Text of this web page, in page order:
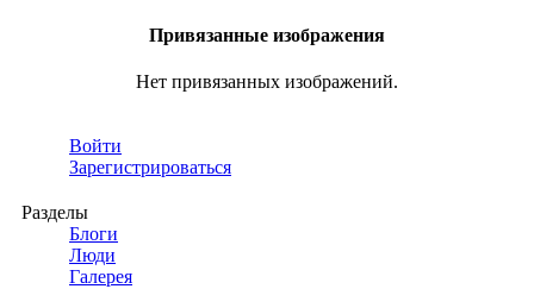
Привязанные изображения
Нет привязанных изображений.
Войти
Зарегистрироваться
Разделы
Блоги
Люди
Галерея